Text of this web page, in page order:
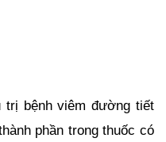
trị bệnh viêm đường tiết
phần trong thuốc có